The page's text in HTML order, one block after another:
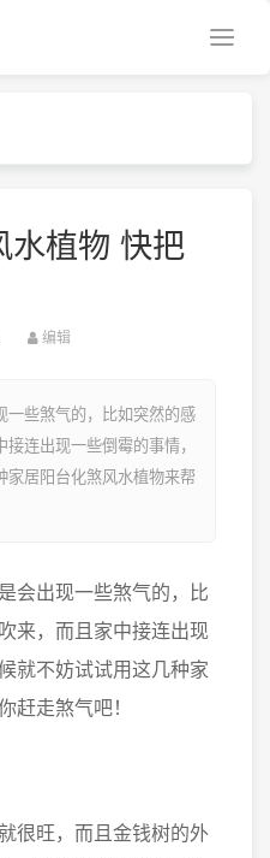
水植物 快把
编辑
一些煞气的，比如突然的感
连出现一些倒霉的事情，
家居阳台化煞风水植物来帮
出现一些煞气的，比
来，而且家中接连出现
就不妨试试用这几种家
赶走煞气吧！
旺，而且金钱树的外